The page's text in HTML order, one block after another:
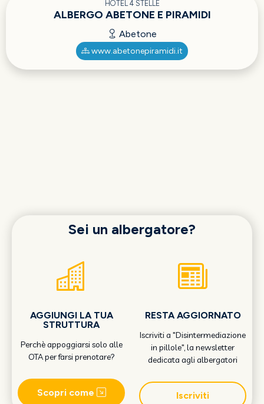
HOTEL 4 STELLE
ALBERGO ABETONE E PIRAMIDI
Abetone
www.abetonepiramidi.it
Sei un albergatore?
AGGIUNGI LA TUA
STRUTTURA
Perchè appoggiarsi solo alle
OTA per farsi prenotare?
Scopri come
RESTA AGGIORNATO
Iscriviti a "Disintermediazione
in pillole", la newsletter
dedicata agli albergatori
Iscriviti